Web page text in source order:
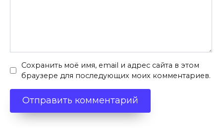
Сохранить моё имя, email и адрес сайта в этом
браузере для последующих моих комментариев.